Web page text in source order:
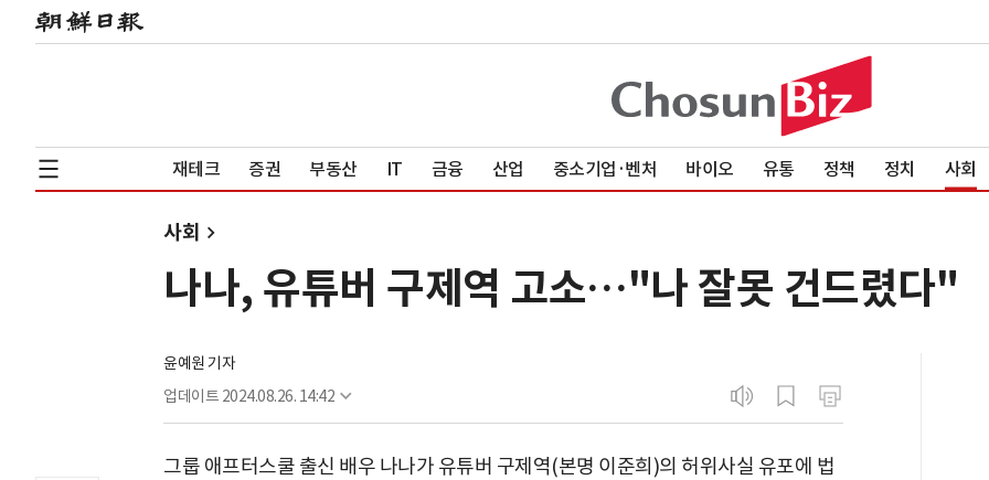
재테크 증권 부동산 IT 금융 산업 중소기업·벤처 바이오 유통 정책 정치 사회
사회
나나, 유튜버 구제역 고소…"나 잘못 건드렸다"
윤예원 기자
업데이트 2024.08.26. 14:42
그룹 애프터스쿨 출신 배우 나나가 유튜버 구제역(본명 이준희)의 허위사실 유포에 법